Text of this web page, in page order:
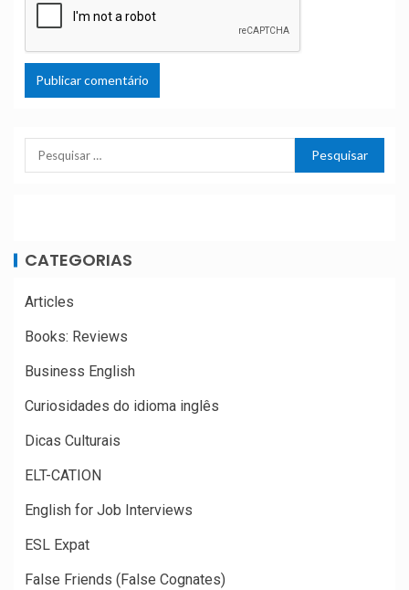
CATEGORIAS
Articles
Books: Reviews
Business English
Curiosidades do idioma inglês
Dicas Culturais
ELT-CATION
English for Job Interviews
ESL Expat
False Friends (False Cognates)